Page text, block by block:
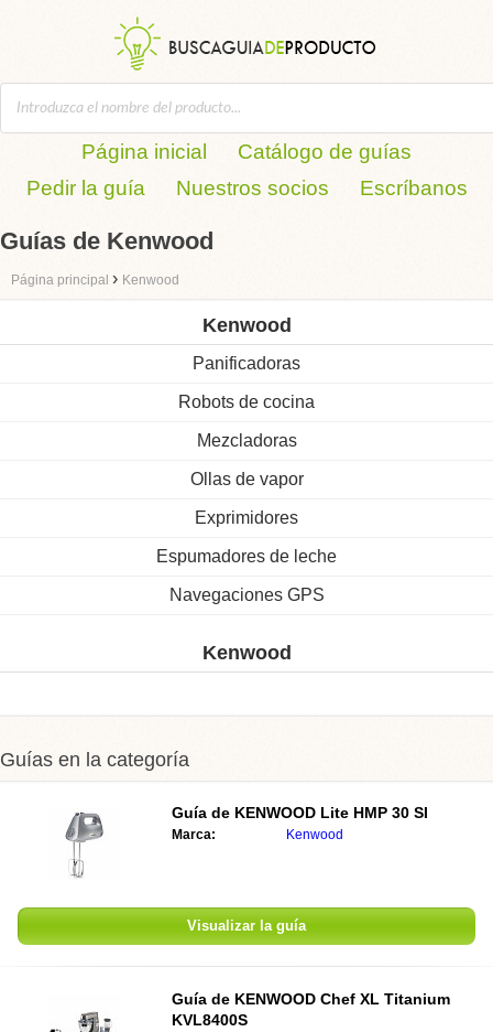
Página inicial
Catálogo de guías
Pedir la guía
Nuestros socios Escríbanos
Guías de Kenwood
Página principal › Kenwood
Kenwood
Panificadoras
Robots de cocina
Mezcladoras
Ollas de vapor
Exprimidores
Espumadores de leche
Navegaciones GPS
Kenwood
Guías en la categoría
Guía de KENWOOD Lite HMP 30 SI
Marca: Kenwood
Visualizar la guía
Guía de KENWOOD Chef XL Titanium
KVL8400S